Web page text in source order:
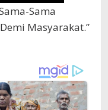
Sama
Masyarakat.”